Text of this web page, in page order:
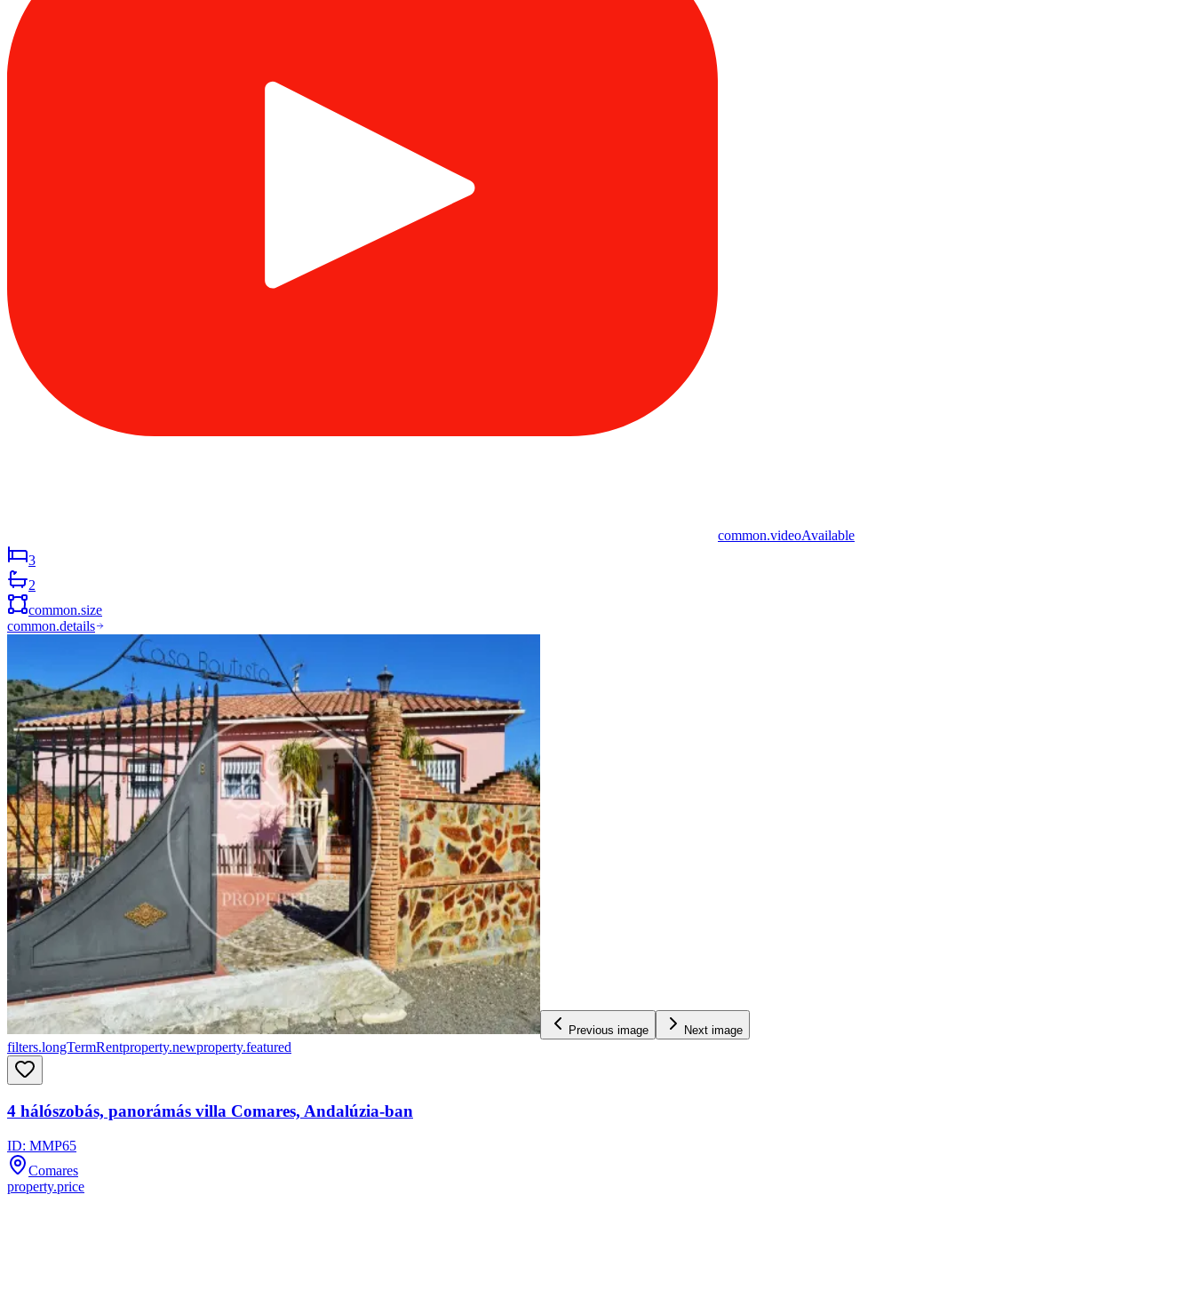
common.videoAvailable
3
2
common.size
common.details
Previous image Next image
filters.longTermRentproperty.newproperty.featured
4 hálószobás, panorámás villa Comares, Andalúzia-ban
ID: MMP65
Comares
property.price